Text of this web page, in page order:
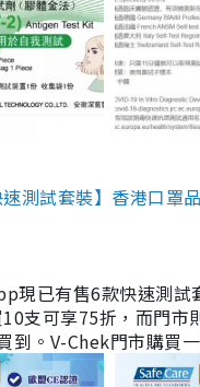
測試套裝】香港口
現已有售6款快速測
10支可享75折，而門
到。V-Chek門市購買